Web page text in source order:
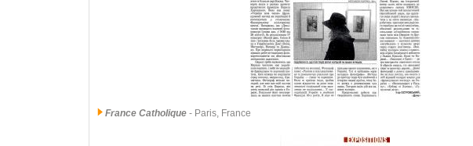
France Catholique - Paris, France